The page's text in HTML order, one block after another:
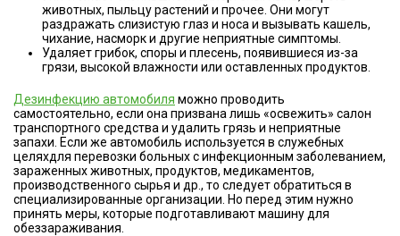
животных, пыльцу растений и прочее. Они могут
раздражать слизистую глаз и носа и вызывать кашель,
чихание, насморк и другие неприятные симптомы.
Удаляет грибок, споры и плесень, появившиеся из-за
грязи, высокой влажности или оставленных продуктов.
Дезинфекцию автомобиля можно проводить
самостоятельно, если она призвана лишь «освежить» салон
транспортного средства и удалить грязь и неприятные
запахи. Если же автомобиль используется в служебных
целяхдля перевозки больных с инфекционным заболеванием,
зараженных животных, продуктов, медикаментов,
производственного сырья и др., то следует обратиться в
специализированные организации. Но перед этим нужно
принять меры, которые подготавливают машину для
обеззараживания.